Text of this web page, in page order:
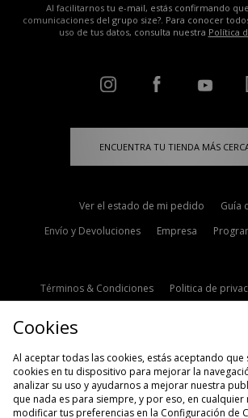
Al facilitarnos tu e-mail, estás confirmando
comunicaciones del grupo size?. Para conocer
uso de tus datos, consulta nuestra Política
ENCUENTRA TU TIENDA MÁS
Ver el estado de mi pedido
Guía
Envío y Devoluciones
Empresa
Términos & Condiciones Politica de
Cookies
Al aceptar todas las cookies, estás aceptando que
cookies en tu dispositivo para mejorar la
analizar su uso y ayudarnos a mejorar nuestra
que nada es para siempre, y por eso, en
modificar tus preferencias en la Configuración de